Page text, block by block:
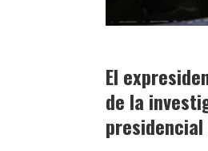
El
de la
presidencial